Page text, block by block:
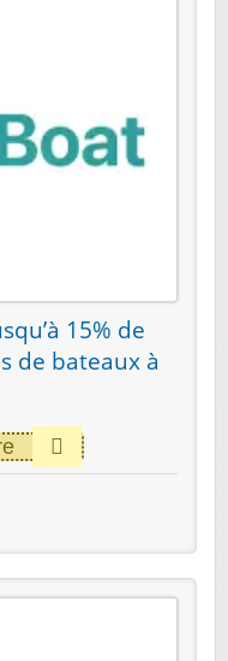
15% de
de bateaux à